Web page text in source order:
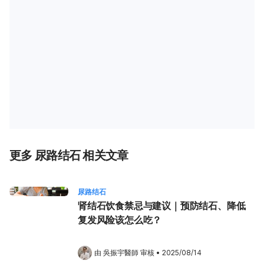
更多 尿路结石 相关文章
尿路结石
肾结石饮食禁忌与建议｜预防结石、降低
复发风险该怎么吃？
由 吳振宇醫師 审核 • 2025/08/14